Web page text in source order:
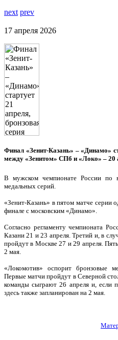
next prev
17 апреля 2026
Финал «Зенит-Казань» – «Динамо»
между «Зенитом» СПб и «Локо» – 20
В мужском чемпионате России по
медальных серий.
«Зенит-Казань» в пятом матче серии
финале с московским «Динамо».
Согласно регламенту чемпионата
Казани 21 и 23 апреля. Третий и, в
пройдут в Москве 27 и 29 апреля.
2 мая.
«Локомотив» оспорит бронзовые
Первые матчи пройдут в Северной
команды сыграют 26 апреля и, если
здесь также запланирован на 2 мая.